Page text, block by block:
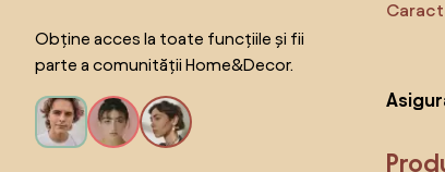
Obține acces la toate funcțiile și fii
parte a comunității Home&Decor.